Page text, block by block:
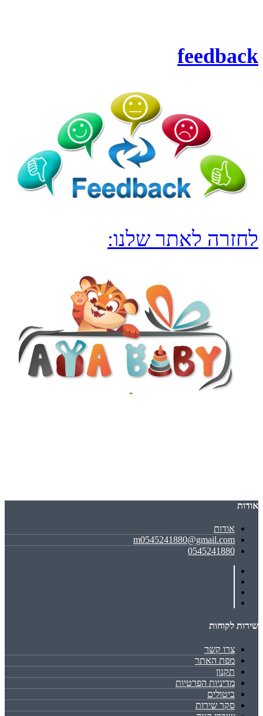
feedback
לחזרה לאתר שלנו:
אודות
אודות
m0545241880@gmail.com
0545241880
שירות לקוחות
צרו קשר
מפת האתר
תקנון
מדיניות הפרטיות
ביטולים
סקר שירות